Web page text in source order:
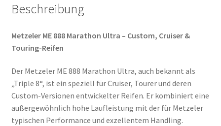
Beschreibung
Metzeler ME 888 Marathon Ultra – Custom, Cruiser &
Touring-Reifen
Der Metzeler ME 888 Marathon Ultra, auch bekannt als
„Triple 8“, ist ein speziell für Cruiser, Tourer und deren
Custom-Versionen entwickelter Reifen. Er kombiniert eine
außergewöhnlich hohe Laufleistung mit der für Metzeler
typischen Performance und exzellentem Handling.